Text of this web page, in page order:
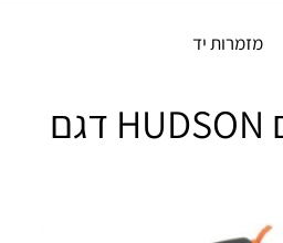
מזמרות יד
מזמרה גבהים HUDSON דגם